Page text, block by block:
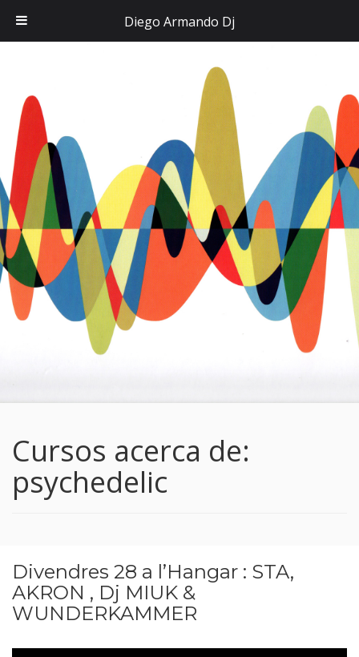
Cursos acerca de:
psychedelic
Divendres 28 a l’Hangar : STA,
AKRON , Dj MIUK &
WUNDERKAMMER
Diego Armando Dj